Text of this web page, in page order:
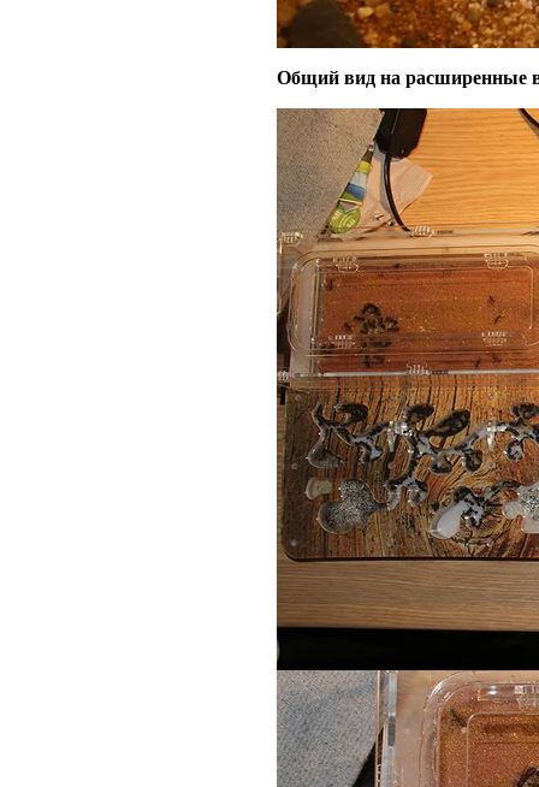
Общий вид на расширенные